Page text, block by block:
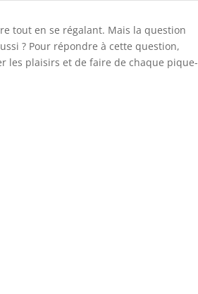
tout en se régalant. Mais la question
? Pour répondre à cette question,
les plaisirs et de faire de chaque pique-